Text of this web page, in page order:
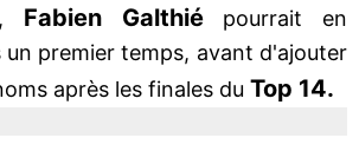
Fabien Galthié
pourrait en
un premier temps, avant d'ajouter
après les finales du Top 14.